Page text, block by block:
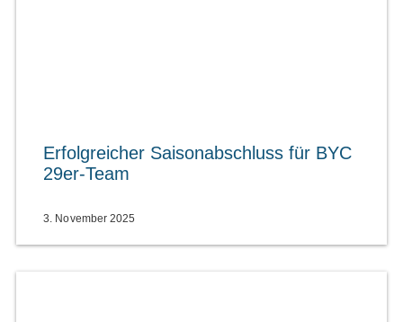
Erfolgreicher Saisonabschluss für BYC
29er-Team
3. November 2025